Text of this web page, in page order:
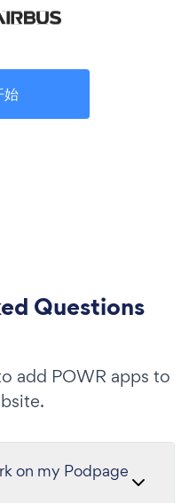
始
Questions
add POWR apps to
on my Podpage